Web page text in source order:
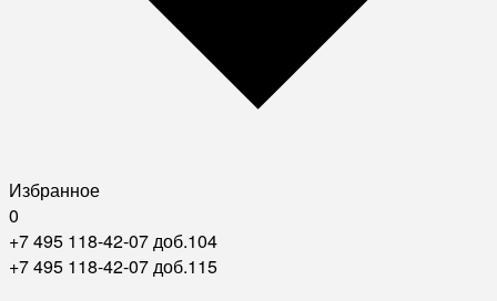
Избранное
0
+7 495 118-42-07 доб.104
+7 495 118-42-07 доб.115